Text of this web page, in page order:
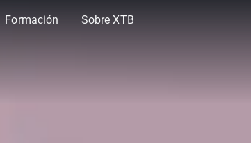
Formación Sobre XTB